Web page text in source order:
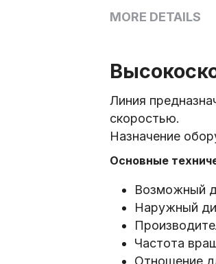
MORE DETAILS
Линия
скоростью.
Назначение
Основные
Возможный
Наружный
Частота
Отношение